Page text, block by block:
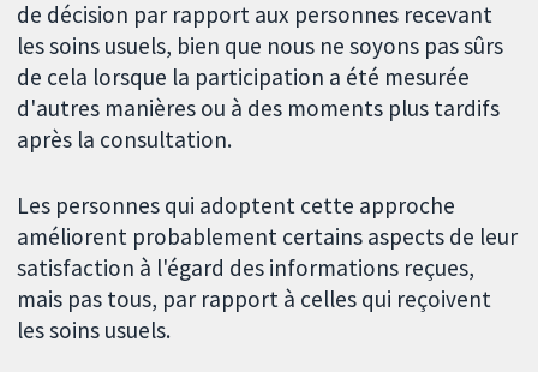
de décision par rapport aux personnes recevant
les soins usuels, bien que nous ne soyons pas sûrs
de cela lorsque la participation a été mesurée
d'autres manières ou à des moments plus tardifs
après la consultation.
Les personnes qui adoptent cette approche
améliorent probablement certains aspects de leur
satisfaction à l'égard des informations reçues,
mais pas tous, par rapport à celles qui reçoivent
les soins usuels.